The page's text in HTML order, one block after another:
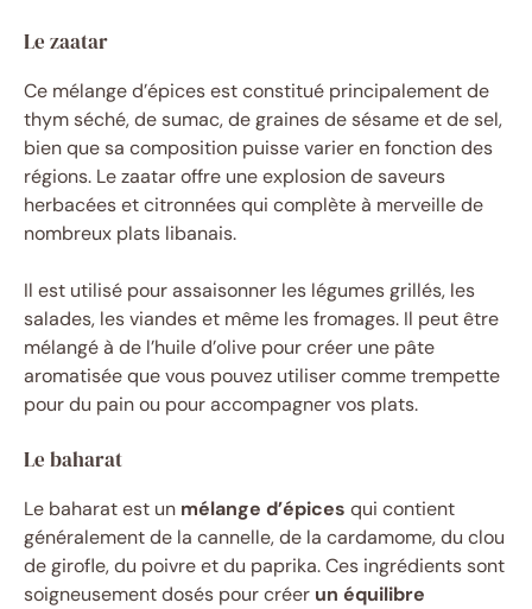
Le zaatar
Ce mélange d’épices est constitué principalement de
thym séché, de sumac, de graines de sésame et de sel,
bien que sa composition puisse varier en fonction des
régions. Le zaatar offre une explosion de saveurs
herbacées et citronnées qui complète à merveille de
nombreux plats libanais.
Il est utilisé pour assaisonner les légumes grillés, les
salades, les viandes et même les fromages. Il peut être
mélangé à de l’huile d’olive pour créer une pâte
aromatisée que vous pouvez utiliser comme trempette
pour du pain ou pour accompagner vos plats.
Le baharat
Le baharat est un mélange d’épices qui contient
généralement de la cannelle, de la cardamome, du clou
de girofle, du poivre et du paprika. Ces ingrédients sont
soigneusement dosés pour créer un équilibre